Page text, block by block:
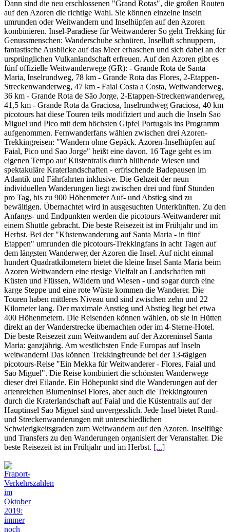
Dann sind die neu erschlossenen "Grand Rotas", die großen Routen
auf den Azoren die richtige Wahl. Sie können einzelne Inseln
umrunden oder Weitwandern und Inselhüpfen auf den Azoren
kombinieren. Insel-Paradiese für Weitwanderer So geht Trekking für
Genussmenschen: Wanderschuhe schnüren, Inselluft schnuppern,
fantastische Ausblicke auf das Meer erhaschen und sich dabei an der
ursprünglichen Vulkanlandschaft erfreuen. Auf den Azoren gibt es
fünf offizielle Weitwanderwege (GR): - Grande Rota de Santa
Maria, Inselrundweg, 78 km - Grande Rota das Flores, 2-Etappen-
Streckenwanderweg, 47 km - Faial Costa a Costa, Weitwanderweg,
36 km - Grande Rota de São Jorge, 2-Etappen-Streckenwanderweg,
41,5 km - Grande Rota da Graciosa, Inselrundweg Graciosa, 40 km
picotours hat diese Touren teils modifiziert und auch die Inseln Sao
Miguel und Pico mit dem höchsten Gipfel Portugals ins Programm
aufgenommen. Fernwanderfans wählen zwischen drei Azoren-
Trekkingreisen: "Wandern ohne Gepäck. Azoren-Inselhüpfen auf
Faial, Pico und Sao Jorge" heißt eine davon. 16 Tage geht es im
eigenen Tempo auf Küstentrails durch blühende Wiesen und
spektakuläre Kraterlandschaften - erfrischende Badepausen im
Atlantik und Fährfahrten inklusive. Die Gehzeit der neun
individuellen Wanderungen liegt zwischen drei und fünf Stunden
pro Tag, bis zu 900 Höhenmeter Auf- und Abstieg sind zu
bewältigen. Übernachtet wird in ausgesuchten Unterkünften. Zu den
Anfangs- und Endpunkten werden die picotours-Weitwanderer mit
einem Shuttle gebracht. Die beste Reisezeit ist im Frühjahr und im
Herbst. Bei der "Küstenwanderung auf Santa Maria - in fünf
Etappen" umrunden die picotours-Trekkingfans in acht Tagen auf
dem längsten Wanderweg der Azoren die Insel. Auf nicht einmal
hundert Quadratkilometern bietet die kleine Insel Santa Maria beim
Azoren Weitwandern eine riesige Vielfalt an Landschaften mit
Küsten und Flüssen, Wäldern und Wiesen - und sogar durch eine
karge Steppe und eine rote Wüste kommen die Wanderer. Die
Touren haben mittleres Niveau und sind zwischen zehn und 22
Kilometer lang. Der maximale Anstieg und Abstieg liegt bei etwa
400 Höhenmetern. Die Reisenden können wählen, ob sie in Hütten
direkt an der Wanderstrecke übernachten oder im 4-Sterne-Hotel.
Die beste Reisezeit zum Weitwandern auf der Azoreninsel Santa
Maria: ganzjährig. Am westlichsten Ende Europas auf Inseln
weitwandern! Das können Trekkingfreunde bei der 13-tägigen
picotours-Reise "Ein Mekka für Weitwanderer - Flores, Faial und
Sao Miguel". Die Reise kombiniert die schönsten Wanderwege
dieser drei Eilande. Ein Höhepunkt sind die Wanderungen auf der
artenreichen Blumeninsel Flores, aber auch die Trekkingtouren
durch die Kraterlandschaft auf Faial und die Küstentrails auf der
Hauptinsel Sao Miguel sind unvergesslich. Jede Insel bietet Rund-
und Streckenwanderungen mit unterschiedlichen
Schwierigkeitsgraden zum Weitwandern auf den Azoren. Inselflüge
und Transfers zu den Wanderungen organisiert der Veranstalter. Die
beste Reisezeit ist im Frühjahr und im Herbst. [...]